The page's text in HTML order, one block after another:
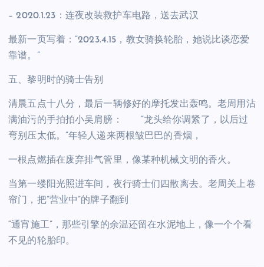
– 2020.1.23：连夜改装救护车电路，送去武汉
最新一页写着：”2023.4.15，教女骑换轮胎，她说比谈恋爱
靠谱。”
五、黎明时的骑士告别
清晨五点十八分，最后一辆修好的摩托发出轰鸣。老周用沾
满油污的手拍拍小吴肩膀： “龙头给你调紧了，以后过
弯别压太低。”年轻人递来两根皱巴巴的香烟，
一根点燃插在废弃排气管里，像某种机械文明的香火。
当第一缕阳光照进车间，夜行骑士们四散离去。老周关上卷
帘门，把”营业中”的牌子翻到
“通宵施工”，那些引擎的余温还留在水泥地上，像一个个看
不见的轮胎印。